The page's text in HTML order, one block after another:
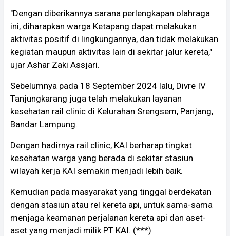
"Dengan diberikannya sarana perlengkapan olahraga
ini, diharapkan warga Ketapang dapat melakukan
aktivitas positif di lingkungannya, dan tidak melakukan
kegiatan maupun aktivitas lain di sekitar jalur kereta,"
ujar Ashar Zaki Assjari.
Sebelumnya pada 18 September 2024 lalu, Divre IV
Tanjungkarang juga telah melakukan layanan
kesehatan rail clinic di Kelurahan Srengsem, Panjang,
Bandar Lampung.
Dengan hadirnya rail clinic, KAI berharap tingkat
kesehatan warga yang berada di sekitar stasiun
wilayah kerja KAI semakin menjadi lebih baik.
Kemudian pada masyarakat yang tinggal berdekatan
dengan stasiun atau rel kereta api, untuk sama-sama
menjaga keamanan perjalanan kereta api dan aset-
aset yang menjadi milik PT KAI. (***)